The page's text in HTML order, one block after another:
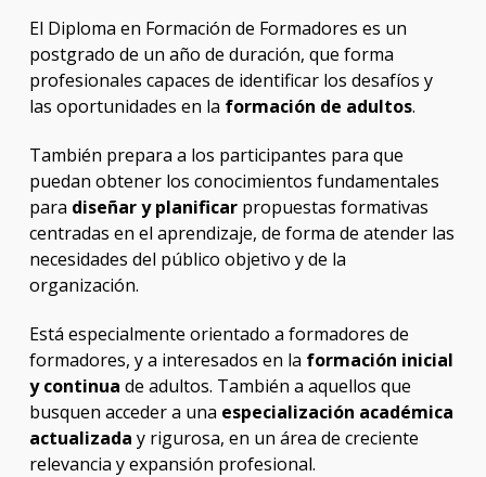
El Diploma en Formación de Formadores es un
postgrado de un año de duración, que forma
profesionales capaces de identificar los desafíos y
las oportunidades en la formación de adultos.
También prepara a los participantes para que
puedan obtener los conocimientos fundamentales
para diseñar y planificarpropuestas formativas
centradas en el aprendizaje, de forma de atender las
necesidades del público objetivo y de la
organización.
Está especialmente orientado a formadores de
formadores, y a interesados en la formación inicial
y continua de adultos. También a aquellos que
busquen acceder a una especialización académica
actualizada y rigurosa, en un área de creciente
relevancia y expansión profesional.